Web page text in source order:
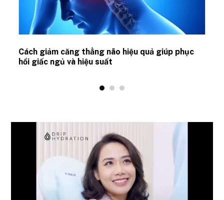
Cách giảm căng thẳng não hiệu quả giúp phục
hồi giấc ngủ và hiệu suất